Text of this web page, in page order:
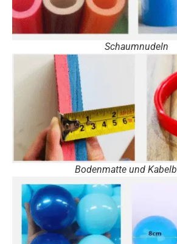
Schaumnudeln
Bodenmatte und